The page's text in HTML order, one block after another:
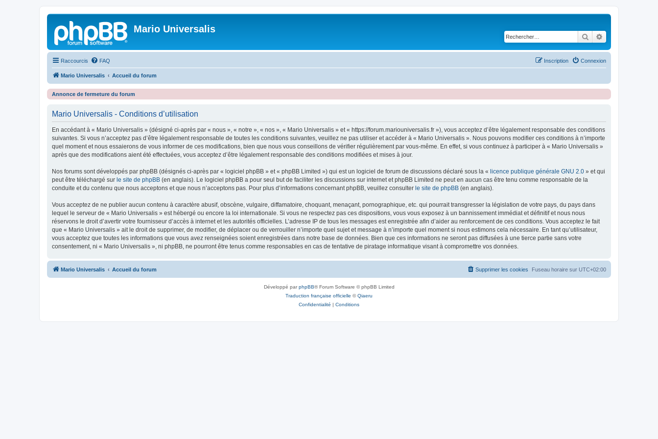
Mario Universalis
Rechercher
Raccourcis FAQ Connexion
Inscription
Mario Universalis Accueil du forum
Annonce de fermeture du forum
Mario Universalis - Conditions d’utilisation
En accédant à « Mario Universalis » (désigné ci-après par « nous », « notre », « nos », « Mario Universalis » et « https://forum.mariouniversalis.fr »), vous acceptez d’être légalement responsable des conditions
suivantes. Si vous n’acceptez pas d’être légalement responsable de toutes les conditions suivantes, veuillez ne pas utiliser et accéder à « Mario Universalis ». Nous pouvons modifier ces conditions à n’importe
quel moment et nous essaierons de vous informer de ces modifications, bien que nous vous conseillons de vérifier régulièrement par vous-même. En effet, si vous continuez à participer à « Mario Universalis »
après que des modifications aient été effectuées, vous acceptez d’être légalement responsable des conditions modifiées et mises à jour.
Nos forums sont développés par phpBB (désignés ci-après par « logiciel phpBB » et « phpBB Limited ») qui est un logiciel de forum de discussions déclaré sous la « licence publique générale GNU 2.0 » et qui
peut être téléchargé sur le site de phpBB (en anglais). Le logiciel phpBB a pour seul but de faciliter les discussions sur internet et phpBB Limited ne peut en aucun cas être tenu comme responsable de la
conduite et du contenu que nous acceptons et que nous n’acceptons pas. Pour plus d’informations concernant phpBB, veuillez consulter le site de phpBB (en anglais).
Vous acceptez de ne publier aucun contenu à caractère abusif, obscène, vulgaire, diffamatoire, choquant, menaçant, pornographique, etc. qui pourrait transgresser la législation de votre pays, du pays dans
lequel le serveur de « Mario Universalis » est hébergé ou encore la loi internationale. Si vous ne respectez pas ces dispositions, vous vous exposez à un bannissement immédiat et définitif et nous nous
réservons le droit d’avertir votre fournisseur d’accès à internet et les autorités officielles. L’adresse IP de tous les messages est enregistrée afin d’aider au renforcement de ces conditions. Vous acceptez le fait
que « Mario Universalis » ait le droit de supprimer, de modifier, de déplacer ou de verrouiller n’importe quel sujet et message à n’importe quel moment si nous estimons cela nécessaire. En tant qu’utilisateur,
vous acceptez que toutes les informations que vous avez renseignées soient enregistrées dans notre base de données. Bien que ces informations ne seront pas diffusées à une tierce partie sans votre
consentement, ni « Mario Universalis », ni phpBB, ne pourront être tenus comme responsables en cas de tentative de piratage informatique visant à compromettre vos données.
Mario Universalis Accueil du forum Fuseau horaire sur UTC+02:00
Supprimer les cookies
Développé parphpBB® Forum Software © phpBB Limited
Traduction française officielle ©Qiaeru
Confidentialité | Conditions